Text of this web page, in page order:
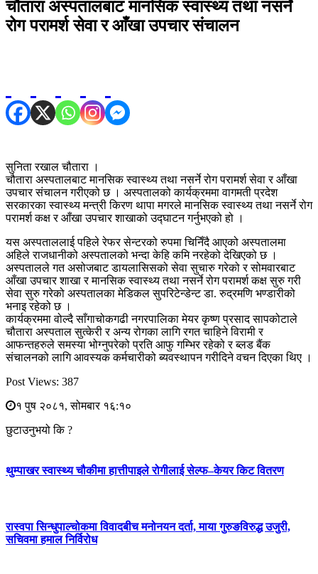
चौतारा अस्पतालबाट मानसिक स्वास्थ्य तथा नसर्ने
रोग परामर्श सेवा र आँखा उपचार संचालन
सुनिता रखाल चौतारा ।
चौतारा अस्पतालबाट मानसिक स्वास्थ्य तथा नसर्ने रोग परामर्श सेवा र आँखा
उपचार संचालन गरीएको छ । अस्पतालको कार्यक्रममा वागमती प्रदेश
सरकारका स्वास्थ्य मन्त्री किरण थापा मगरले मानसिक स्वास्थ्य तथा नसर्ने रोग
परामर्श कक्ष र आँखा उपचार शाखाको उद्घाटन गर्नुभएको हो ।
यस अस्पताललाई पहिले रेफर सेन्टरको रुपमा चिनिँदै आएको अस्पतालमा
अहिले राजधानीको अस्पतालको भन्दा केहि कमि नरहेको देखिएको छ ।
अस्पतालले गत असोजबाट डायलासिसको सेवा सुचारु गरेको र सोमवारबाट
आँखा उपचार शाखा र मानसिक स्वास्थ्य तथा नसर्ने रोग परामर्श कक्ष सुरु गरी
सेवा सुरु गरेको अस्पतालका मेडिकल सुपरिटेन्डेन्ट डा. रुद्रमणि भण्डारीको
भनाइ रहेको छ ।
कार्यक्रममा वोल्दै साँगाचोकगढी नगरपालिका मेयर कृष्ण प्रसाद सापकोटाले
चौतारा अस्पताल सुत्केरी र अन्य रोगका लागि रगत चाहिने विरामी र
आफन्तहरुले समस्या भोग्नुपरेको प्रति आफु गम्भिर रहेको र ब्लड बैंक
संचालनको लागि आवस्यक कर्मचारीको ब्यवस्थापन गरीदिने वचन दिएका थिए ।
Post Views: 387
१ पुष २०८१, सोमबार १६:१०
छुटाउनुभयो कि ?
थुम्पाखर स्वास्थ्य चौकीमा हात्तीपाइले रोगीलाई सेल्फ–केयर किट वितरण
रास्वपा सिन्धुपाल्चोकमा विवादबीच मनोनयन दर्ता, माया गुरुङविरुद्ध उजुरी,
सचिवमा हमाल निर्विरोध